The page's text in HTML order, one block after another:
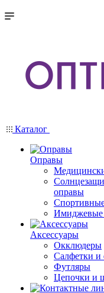
Каталог
Оправы
оправы
Имиджевые
Аксессуары
Окклюдеры
Салфетки и
Футляры
Цепочки и